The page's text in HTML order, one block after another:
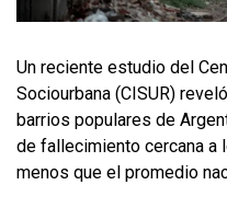
Un reciente estudio del
Sociourbana (CISUR)
barrios populares de
de fallecimiento cercana a
menos que el promedio